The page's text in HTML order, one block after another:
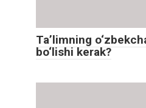
Ta’limning
bo‘lishi kerak?